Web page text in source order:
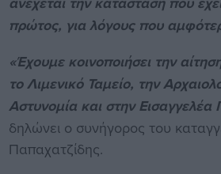
πρώτος, για λόγους που
«Έχουμε κοινοποιήσει την
το Λιμενικό Ταμείο, την
Αστυνομία και στην
δηλώνει ο συνήγορος του
Παπαχατζίδης.